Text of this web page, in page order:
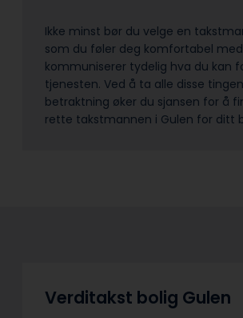
Ikke minst bør du velge en
som du føler deg komfortabel
kommuniserer tydelig hva du kan
tjenesten. Ved å ta alle disse
betraktning øker du sjansen for å
rette takstmannen i Gulen for ditt
Verditakst bolig Gulen